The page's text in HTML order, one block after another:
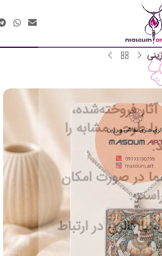
آثار فروخته‌شده،
با طرحی مشابه را
دارند.
شما در صورت امکان
اجراست.
با گالری در ارتباط
باشید.»